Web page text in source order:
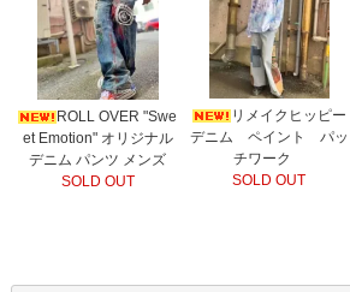
ROLL OVER "Swe
et Emotion" オリジナル
デニム パンツ メンズ
SOLD OUT
リメイクヒッピー
デニム ペイント パッ
チワーク
SOLD OUT